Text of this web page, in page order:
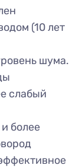
(10 лет
шума.
слабый
более